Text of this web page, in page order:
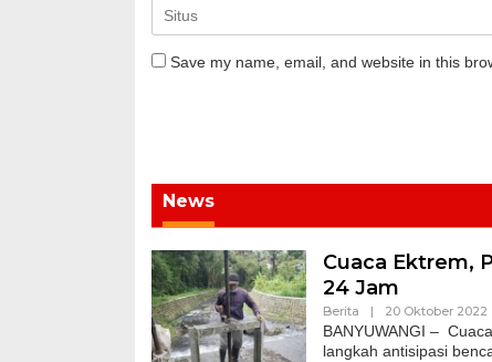
Save my name, email, and website in this
News
Cuaca Ektrem,
24 Jam
Berita | 20 Oktober 2022
BANYUWANGI –
langkah antisipasi